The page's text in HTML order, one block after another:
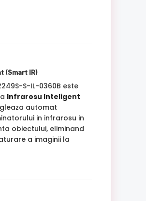
(Smart IR)
S-IL-0360B este
Infrarosu Inteligent
automat
in infrarosu in
obiectului, eliminand
a imaginii la